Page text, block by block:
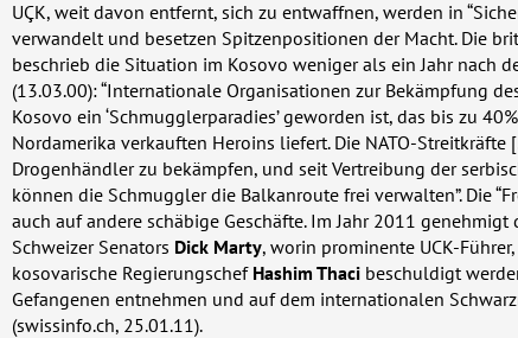
UÇK, weit davon entfernt, sich zu entwaffnen, werden in
verwandelt und besetzen Spitzenpositionen der Macht. Die
beschrieb die Situation im Kosovo weniger als ein Jahr nach
(13.03.00): “Internationale Organisationen zur Bekämpfung
Kosovo ein ‘Schmugglerparadies’ geworden ist, das bis zu
Nordamerika verkauften Heroins liefert. Die NATO-Streitkräfte
Drogenhändler zu bekämpfen, und seit Vertreibung der
können die Schmuggler die Balkanroute frei verwalten”. Die
auch auf andere schäbige Geschäfte. Im Jahr 2011 genehmigt
Schweizer Senators Dick Marty, worin prominente UCK-
kosovarische Regierungschef Hashim Thaci beschuldigt
Gefangenen entnehmen und auf dem internationalen
(swissinfo.ch, 25.01.11).